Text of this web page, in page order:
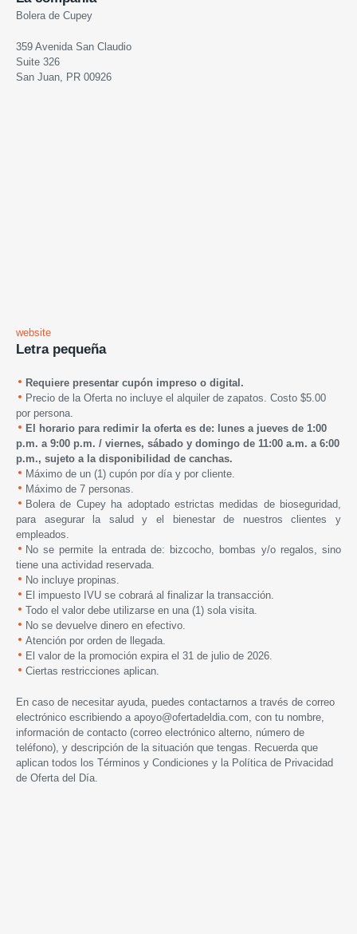
Bolera de Cupey
359 Avenida San Claudio
Suite 326
San Juan, PR 00926
website
Letra pequeña
Requiere presentar cupón impreso o digital.
Precio de la Oferta no incluye el alquiler de zapatos. Costo $5.00
por persona.
El horario para redimir la oferta es de: lunes a jueves de 1:00
p.m. a 9:00 p.m. / viernes, sábado y domingo de 11:00 a.m. a 6:00
p.m., sujeto a la disponibilidad de canchas.
Máximo de un (1) cupón por día y por cliente.
Máximo de 7 personas.
Bolera de Cupeyha adoptado estrictas medidas de bioseguridad,
para asegurar la salud y el bienestar de nuestros clientes y
empleados.
No se permite la entrada de: bizcocho, bombas y/o regalos, sino
tiene una actividad reservada.
No incluye propinas.
El impuesto IVU se cobrará al finalizar la transacción.
Todo el valor debe utilizarse en una (1) sola visita.
No se devuelve dinero en efectivo.
Atención por orden de llegada.
El valor de la promoción expira el 31 de julio de 2026.
Ciertas restricciones aplican.
En caso de necesitar ayuda, puedes contactarnos a través de correo
electrónico escribiendo a apoyo@ofertadeldia.com , con tu nombre,
información de contacto (correo electrónico alterno, número de
teléfono), y descripción de la situación que tengas. Recuerda que
aplican todos los Términos y Condiciones y la Política de Privacidad
de Oferta del Día.